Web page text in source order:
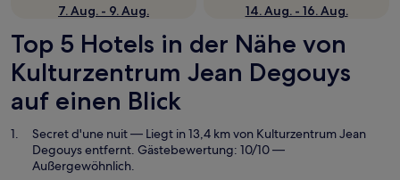
7. Aug. - 9. Aug.
14. Aug. - 16. Aug.
Top 5 Hotels in der Nähe von
Kulturzentrum Jean Degouys
auf einen Blick
Secret d'une nuit— Liegt in 13,4 km von Kulturzentrum Jean
Degouys entfernt. Gästebewertung: 10/10 —
Außergewöhnlich.